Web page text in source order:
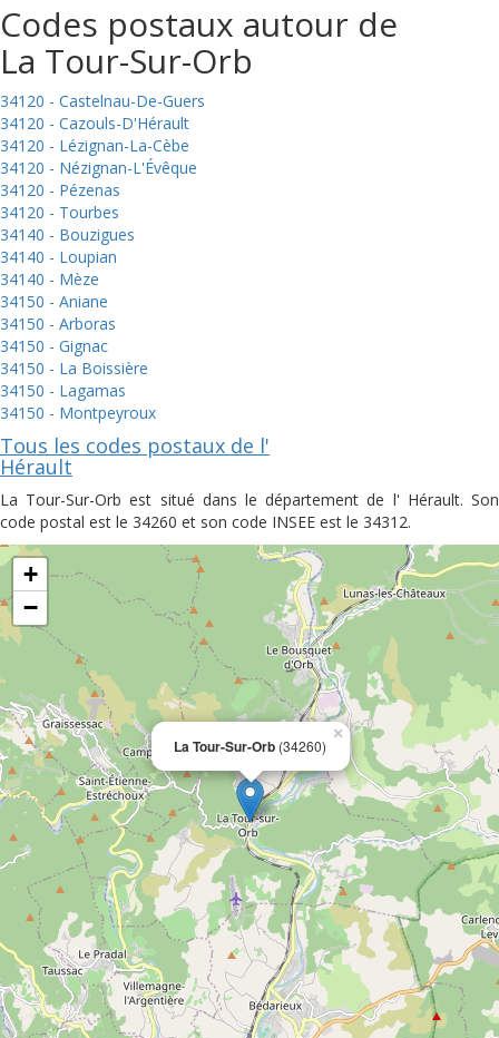
Codes postaux autour de
La Tour-Sur-Orb
34120 - Castelnau-De-Guers
34120 - Cazouls-D'Hérault
34120 - Lézignan-La-Cèbe
34120 - Nézignan-L'Évêque
34120 - Pézenas
34120 - Tourbes
34140 - Bouzigues
34140 - Loupian
34140 - Mèze
34150 - Aniane
34150 - Arboras
34150 - Gignac
34150 - La Boissière
34150 - Lagamas
34150 - Montpeyroux
Tous les codes postaux de l'
Hérault
La Tour-Sur-Orb est situé dans le département de l' Hérault. Son
code postal est le 34260 et son code INSEE est le 34312.
La Tour-Sur-Orb (34260)
×
+
−